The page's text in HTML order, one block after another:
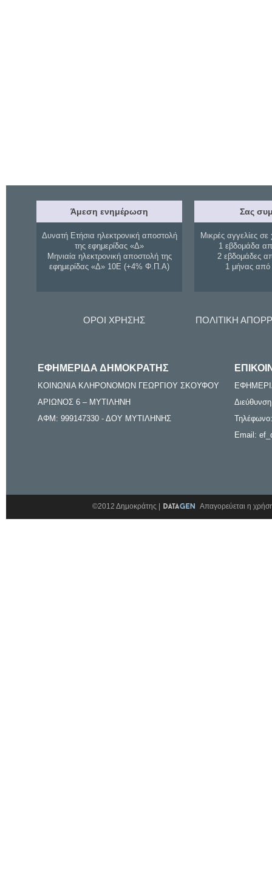
Άμεση ενημέρωση
Δυνατή Ετήσια ηλεκτρονική αποστολή
της εφημερίδας «Δ»
Μηνιαία ηλεκτρονική αποστολή της
εφημερίδας «Δ» 10Ε (+4% Φ.Π.Α)
Σας
Μικρές αγγελίες σε
1 εβδομάδα
2 εβδομάδες
1 μήνας
ΟΡΟΙ ΧΡΗΣΗΣ ΠΟΛΙΤΙΚΗ
ΕΦΗΜΕΡΙΔΑ ΔΗΜΟΚΡΑΤΗΣ
ΚΟΙΝΩΝΙΑ ΚΛΗΡΟΝΟΜΩΝ ΓΕΩΡΓΙΟΥ ΣΚΟΥΦΟΥ
ΑΡΙΩΝΟΣ 6 – ΜΥΤΙΛΗΝΗ
ΑΦΜ: 999147330 - ΔΟΥ ΜΥΤΙΛΗΝΗΣ
Email:
©2012 Δημοκράτης | Απαγορεύεται η